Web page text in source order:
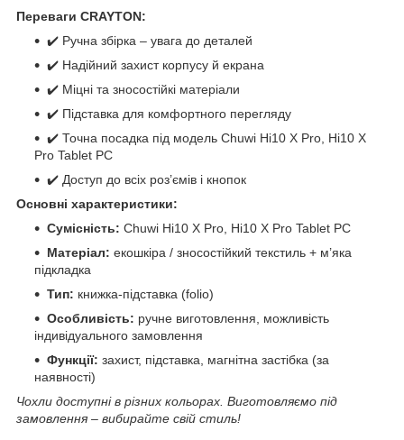
Переваги CRAYTON:
✔️ Ручна збірка – увага до деталей
✔️ Надійний захист корпусу й екрана
✔️ Міцні та зносостійкі матеріали
✔️ Підставка для комфортного перегляду
✔️ Точна посадка під модель Chuwi Hi10 X Pro, Hi10 X
Pro Tablet PC
✔️ Доступ до всіх роз’ємів і кнопок
Основні характеристики:
Сумісність: Chuwi Hi10 X Pro, Hi10 X Pro Tablet PC
Матеріал: екошкіра / зносостійкий текстиль + м’яка
підкладка
Тип: книжка-підставка (folio)
Особливість: ручне виготовлення, можливість
індивідуального замовлення
Функції: захист, підставка, магнітна застібка (за
наявності)
Чохли доступні в різних кольорах. Виготовляємо під
замовлення – вибирайте свій стиль!